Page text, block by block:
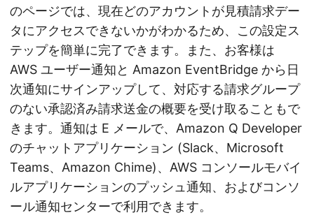
のページでは、現在どのアカウントが見積請求デー
タにアクセスできないかがわかるため、この設定ス
テップを簡単に完了できます。また、お客様は
AWS ユーザー通知と Amazon EventBridge から日
次通知にサインアップして、対応する請求グループ
のない承認済み請求送金の概要を受け取ることもで
きます。通知は E メールで、Amazon Q Developer
のチャットアプリケーション (Slack、Microsoft
Teams、Amazon Chime)、AWS コンソールモバイ
ルアプリケーションのプッシュ通知、およびコンソ
ール通知センターで利用できます。